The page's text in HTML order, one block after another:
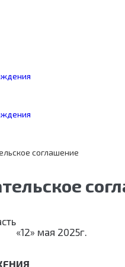
соглашение
«12» мая 2025г.